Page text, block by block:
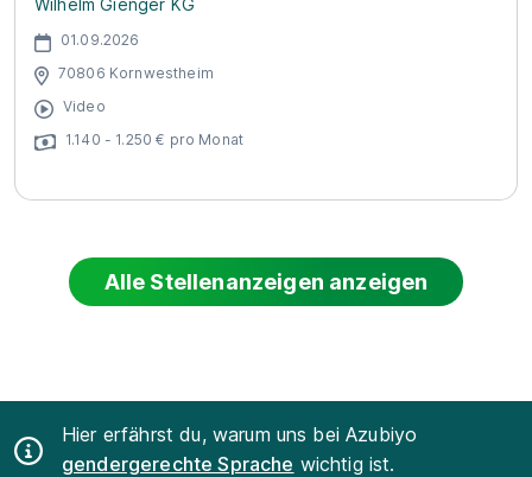
01.09.2026
70806 Kornwestheim
Video
1.140 - 1.250 € pro Monat
Alle Stellenanzeigen anzeigen
Hier erfährst du, warum uns bei Azubiyo
gendergerechte Sprache wichtig ist.